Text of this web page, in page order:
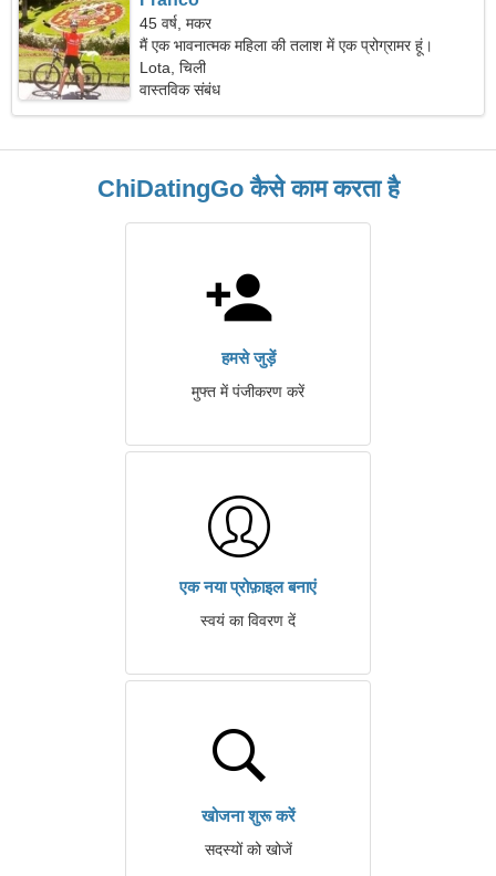
45 वर्ष, मकर
मैं एक भावनात्मक महिला की तलाश में एक प्रोग्रामर हूं।
Lota, चिली
वास्तविक संबंध
ChiDatingGo कैसे काम करता है
हमसे जुड़ें
मुफ्त में पंजीकरण करें
एक नया प्रोफ़ाइल बनाएं
स्वयं का विवरण दें
खोजना शुरू करें
सदस्यों को खोजें